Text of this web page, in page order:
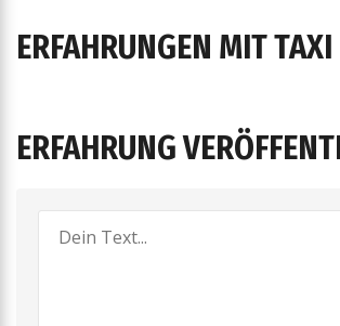
ERFAHRUNGEN MIT TAXI
ERFAHRUNG